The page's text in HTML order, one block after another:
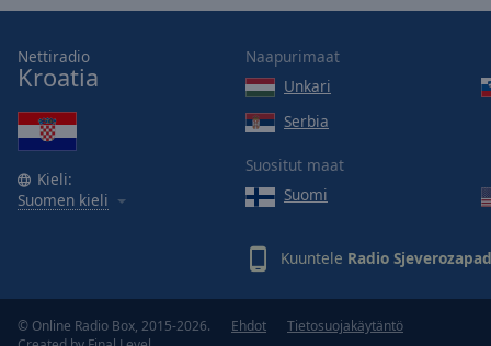
Text
Background
Color
Opacity
Color
Nettiradio
Kroatia
Kieli:
Suomen kieli
Naapurimaat
Unkari
Serbia
Suositut maat
Suomi
Kuuntele Radio Sjeverozapad
© Online Radio Box, 2015-2026.
Ehdot Tietosuojakäytäntö